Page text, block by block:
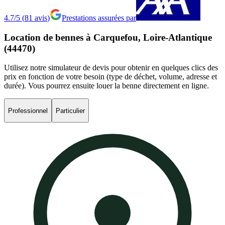
4.7/5 (81 avis) Prestations assurées par
Location de bennes à Carquefou, Loire-Atlantique
(44470)
Utilisez notre simulateur de devis pour obtenir en quelques clics des
prix en fonction de votre besoin (type de déchet, volume, adresse et
durée). Vous pourrez ensuite louer la benne directement en ligne.
Professionnel Particulier